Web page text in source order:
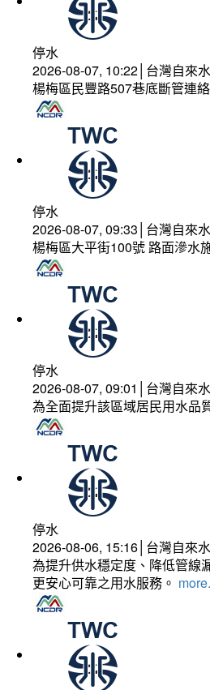
停水
2026-08-07, 10:22│台灣自來
楊梅區民豐路507巷底斷管連絡
停水
2026-08-07, 09:33│台灣自來
楊梅區大平街100號 路面滲水
停水
2026-08-07, 09:01│台灣自來
為全面提升該區域居民用水品
停水
2026-08-06, 15:16│台灣自來
為提升供水穩定度、降低管線
更安心可靠之用水服務。